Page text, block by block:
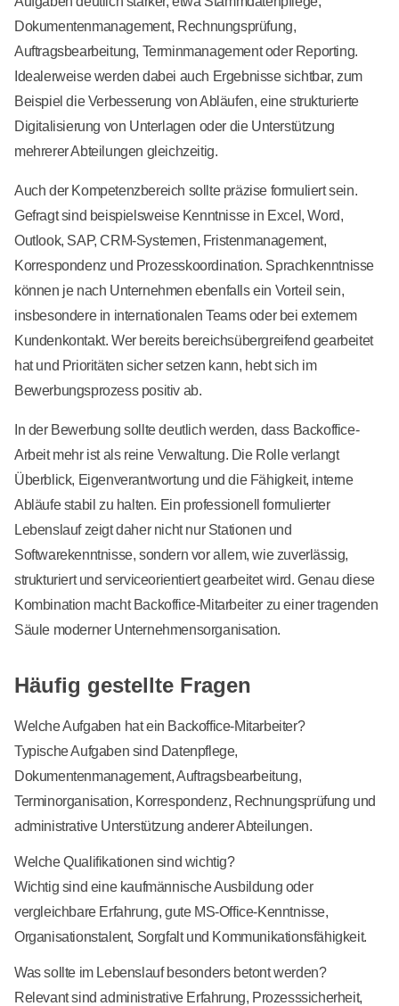
Dokumentenmanagement, Rechnungsprüfung,
Auftragsbearbeitung, Terminmanagement oder Reporting.
Idealerweise werden dabei auch Ergebnisse sichtbar, zum
Beispiel die Verbesserung von Abläufen, eine strukturierte
Digitalisierung von Unterlagen oder die Unterstützung
mehrerer Abteilungen gleichzeitig.
Auch der Kompetenzbereich sollte präzise formuliert sein.
Gefragt sind beispielsweise Kenntnisse in Excel, Word,
Outlook, SAP, CRM-Systemen, Fristenmanagement,
Korrespondenz und Prozesskoordination. Sprachkenntnisse
können je nach Unternehmen ebenfalls ein Vorteil sein,
insbesondere in internationalen Teams oder bei externem
Kundenkontakt. Wer bereits bereichsübergreifend gearbeitet
hat und Prioritäten sicher setzen kann, hebt sich im
Bewerbungsprozess positiv ab.
In der Bewerbung sollte deutlich werden, dass Backoffice-
Arbeit mehr ist als reine Verwaltung. Die Rolle verlangt
Überblick, Eigenverantwortung und die Fähigkeit, interne
Abläufe stabil zu halten. Ein professionell formulierter
Lebenslauf zeigt daher nicht nur Stationen und
Softwarekenntnisse, sondern vor allem, wie zuverlässig,
strukturiert und serviceorientiert gearbeitet wird. Genau diese
Kombination macht Backoffice-Mitarbeiter zu einer tragenden
Säule moderner Unternehmensorganisation.
Häufig gestellte Fragen
Welche Aufgaben hat ein Backoffice-Mitarbeiter?
Typische Aufgaben sind Datenpflege,
Dokumentenmanagement, Auftragsbearbeitung,
Terminorganisation, Korrespondenz, Rechnungsprüfung und
administrative Unterstützung anderer Abteilungen.
Welche Qualifikationen sind wichtig?
Wichtig sind eine kaufmännische Ausbildung oder
vergleichbare Erfahrung, gute MS-Office-Kenntnisse,
Organisationstalent, Sorgfalt und Kommunikationsfähigkeit.
Was sollte im Lebenslauf besonders betont werden?
Relevant sind administrative Erfahrung, Prozesssicherheit,